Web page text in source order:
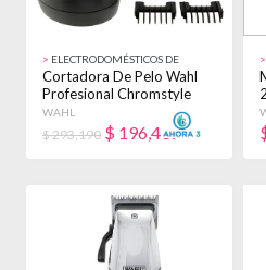
> ELECTRODOMÉSTICOS DE
BELLEZA
Cortadora De Pelo Wahl
Profesional Chromstyle
Pro Recargable Negro
WAHL
$ 293,190 $ 196,437
>